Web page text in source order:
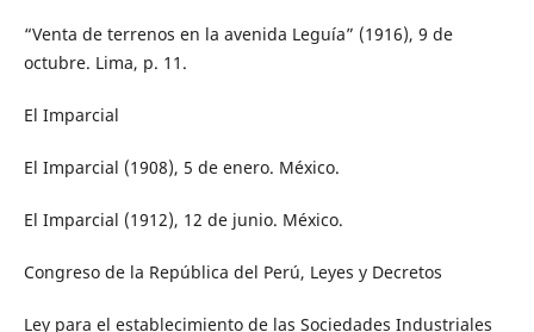
“Venta de terrenos en la avenida Leguía” (1916), 9 de
octubre. Lima, p. 11.
El Imparcial
El Imparcial (1908), 5 de enero. México.
El Imparcial (1912), 12 de junio. México.
Congreso de la República del Perú, Leyes y Decretos
Ley para el establecimiento de las Sociedades Industriales